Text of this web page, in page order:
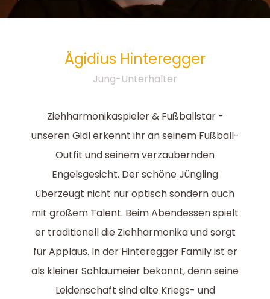
Ägidius Hinteregger
Jung-Unterhalter
Ziehharmonikaspieler & Fußballstar -
unseren Gidl erkennt ihr an seinem Fußball-
Outfit und seinem verzaubernden
Engelsgesicht. Der schöne Jüngling
überzeugt nicht nur optisch sondern auch
mit großem Talent. Beim Abendessen spielt
er traditionell die Ziehharmonika und sorgt
für Applaus. In der Hinteregger Family ist er
als kleiner Schlaumeier bekannt, denn seine
Leidenschaft sind alte Kriegs- und